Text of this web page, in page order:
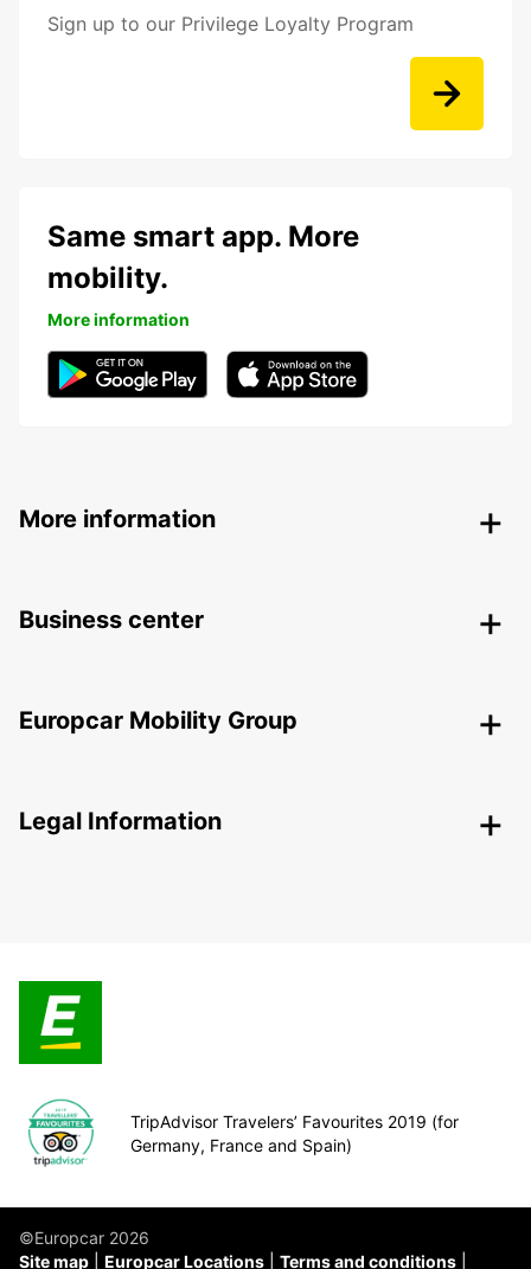
Sign up to our Privilege Loyalty Program
Same smart app. More
mobility.
More information
More information
Business center
Europcar Mobility Group
Legal Information
TripAdvisor Travelers’ Favourites 2019 (for
Germany, France and Spain)
©Europcar 2026
Site map
Europcar Locations Terms and conditions